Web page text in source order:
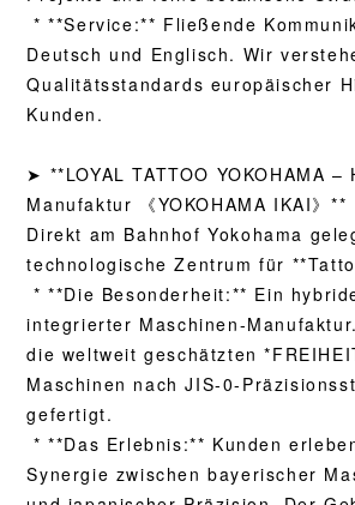
* **Service:** Fließende
Deutsch und Englisch. Wir
Qualitätsstandards europäischer
Kunden.
➤ **LOYAL TATTOO YOKOHAMA
Manufaktur 《YOKOHAMA IKAI》**
Direkt am Bahnhof Yokohama
technologische Zentrum für
* **Die Besonderheit:** Ein
integrierter Maschinen-
die weltweit geschätzten
Maschinen nach JIS-0-
gefertigt.
* **Das Erlebnis:** Kunden
Synergie zwischen bayerischer